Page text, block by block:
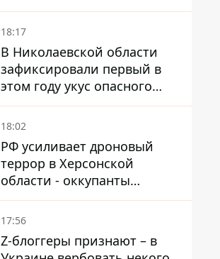
и раненые
18:17
В Николаевской области
зафиксировали первый в
этом году укус опасного
каракурта
18:02
РФ усиливает дроновый
террор в Херсонской
области - оккупанты
получили приказ свободно
охотиться на автомобили
17:56
Z-блоггеры признают – в